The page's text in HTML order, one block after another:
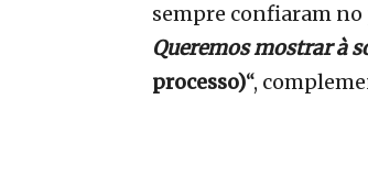
sempre confiaram no
Queremos mostrar à
processo)“,